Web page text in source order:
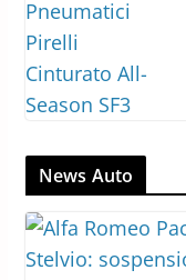
News Auto